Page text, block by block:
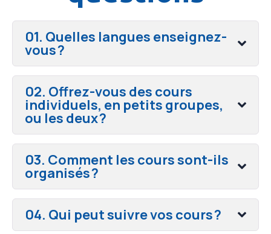
01. Quelles langues enseignez-
vous ?
02. Offrez-vous des cours
individuels, en petits groupes,
ou les deux ?
03. Comment les cours sont-ils
organisés ?
04. Qui peut suivre vos cours ?